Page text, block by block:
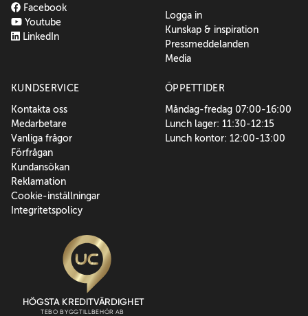
Facebook
Youtube
LinkedIn
Logga in
Kunskap & inspiration
Pressmeddelanden
Media
KUNDSERVICE
Kontakta oss
Medarbetare
Vanliga frågor
Förfrågan
Kundansökan
Reklamation
Cookie-inställningar
Integritetspolicy
ÖPPETTIDER
Måndag-fredag 07:00-16:00
Lunch lager: 11:30-12:15
Lunch kontor: 12:00-13:00